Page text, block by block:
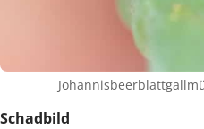
Schadbild